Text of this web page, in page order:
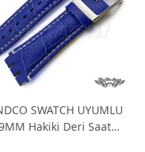
SWATCH UYUMLU
Hakiki Deri Saat